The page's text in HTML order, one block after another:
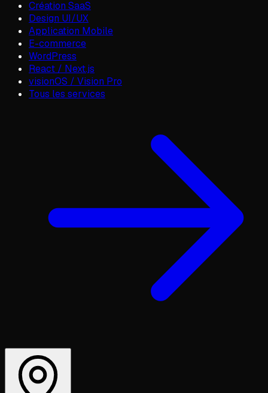
Création SaaS
Design UI/UX
Application Mobile
E-commerce
WordPress
React / Next.js
visionOS / Vision Pro
Tous les services